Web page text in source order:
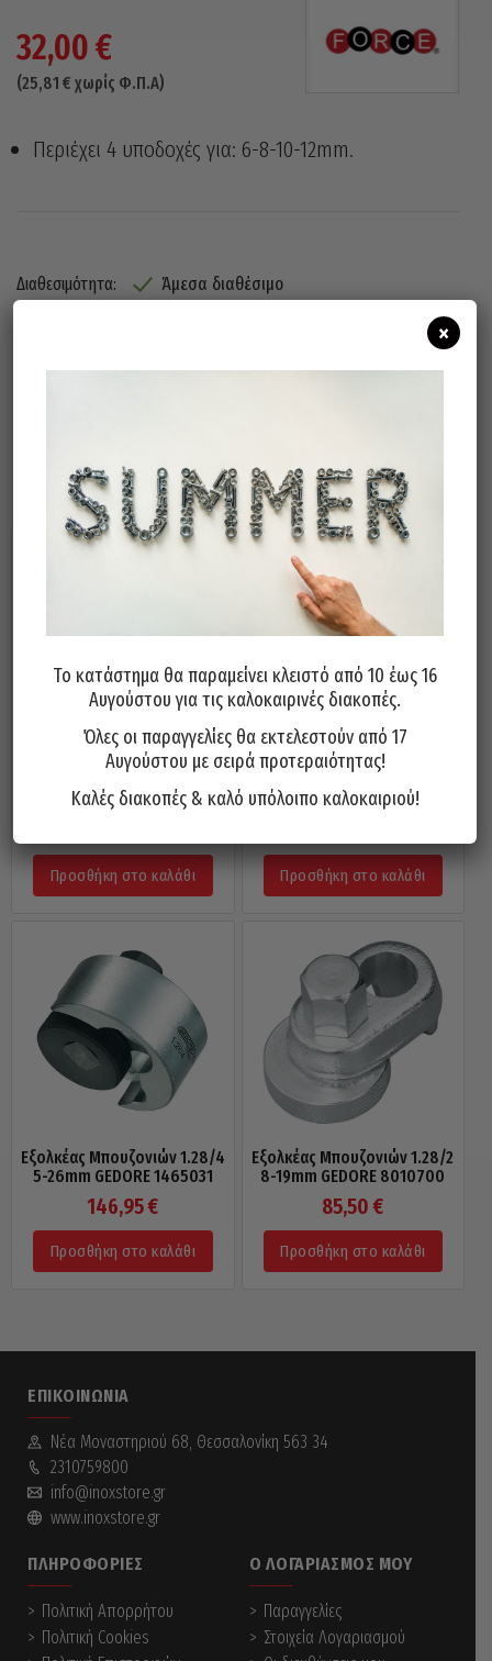
32,00€
(25,81 € χωρίς Φ.Π.Α)
Περιέχει 4 υποδοχές για: 6-8-10-12mm.
Διαθεσιμότητα: Άμεσα διαθέσιμο
Σχετικά προϊόντα
Σετ 12 Τεμ. Εξαγωγής
912U8
Προσθήκη στο καλάθι
Σετ 10 Τεμ. Εξαγωγής
910U2
Προσθήκη στο καλάθι
Εξολκέας Μπουζονιών 1.28/4
5-26mm GEDORE 1465031
146,95€
Προσθήκη στο καλάθι
Εξολκέας Μπουζονιών 1.28/2
8-19mm GEDORE 8010700
85,50€
Προσθήκη στο καλάθι
ΕΠΙΚΟΙΝΩΝΊΑ
Νέα Mοναστηριού 68, Θεσσαλονίκη 563 34
2310759800
info@inoxstore.gr
www.inoxstore.gr
ΠΛΗΡΟΦΟΡΊΕΣ
Πολιτική Απορρήτου
Πολιτική Cookies
Ο ΛΟΓΑΡΙΑΣΜΌΣ ΜΟΥ
Παραγγελίες
Στοιχεία Λογαριασμού
Το κατάστημα θα παραμείνει κλειστό από 10 έως 16
Αυγούστου για τις καλοκαιρινές διακοπές.
Όλες οι παραγγελίες θα εκτελεστούν από 17
Αυγούστου με σειρά προτεραιότητας!
Καλές διακοπές & καλό υπόλοιπο καλοκαιριού!
×